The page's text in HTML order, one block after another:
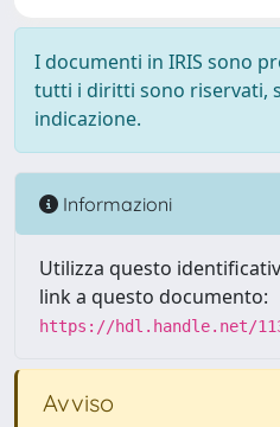
I documenti in IRIS sono
tutti i diritti sono riservati,
indicazione.
Informazioni
Utilizza questo
link a questo documento:
https://hdl.handle.net/
Avviso